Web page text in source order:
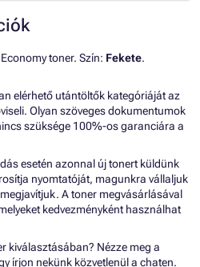
toner. Szín: Fekete.
elérhető utántöltők kategóriáját az
Olyan szöveges dokumentumok
szüksége 100%-os garanciára a
esetén azonnal új tonert küldünk
nyomtatóját, magunkra vállaljuk
A toner megvásárlásával
kedvezményként használhat
kiválasztásában? Nézze meg a
írjon nekünk közvetlenül a chaten.